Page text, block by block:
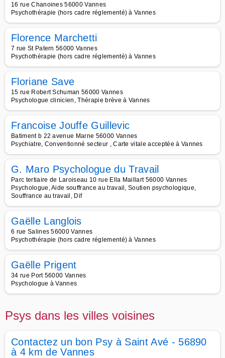
16 rue Chanoines 56000 Vannes
Psychothérapie (hors cadre réglementé) à Vannes
Florence Marchetti
7 rue St Patern 56000 Vannes
Psychothérapie (hors cadre réglementé) à Vannes
Floriane Save
15 rue Robert Schuman 56000 Vannes
Psychologue clinicien, Thérapie brève à Vannes
Francoise Jouffe Guillevic
Batiment b 22 avenue Marne 56000 Vannes
Psychiatre, Conventionné secteur , Carte vitale acceptée à Vannes
G. Maro Psychologue du Travail
Parc tertiaire de Laroiseau 10 rue Ella Maillart 56000 Vannes
Psychologue, Aide souffrance au travail, Soutien psychologique,
Souffrance au travail, Dif
Gaëlle Langlois
6 rue Salines 56000 Vannes
Psychothérapie (hors cadre réglementé) à Vannes
Gaëlle Prigent
34 rue Port 56000 Vannes
Psychologue à Vannes
Psys dans les villes voisines
Contactez un bon Psy à Saint Avé - 56890
à 4 km de Vannes